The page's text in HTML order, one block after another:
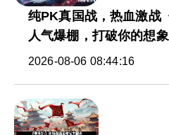
纯PK真国战，热血激
人气爆棚，打破你的想象
2026-08-06 08:44:16